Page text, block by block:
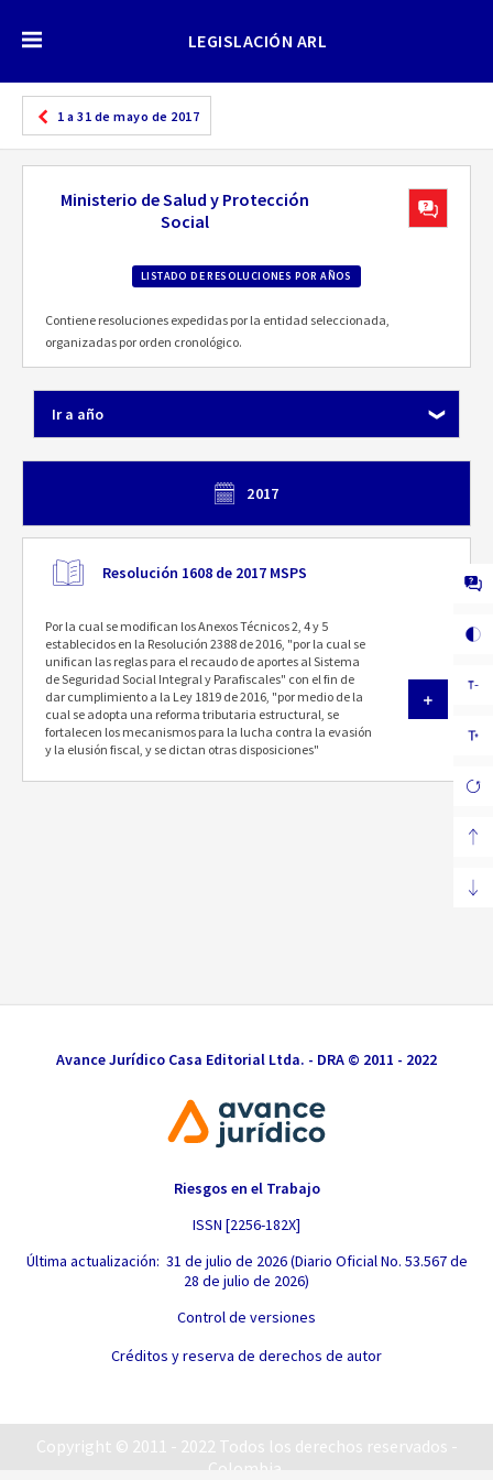
LEGISLACIÓN ARL
1 a 31 de mayo de 2017
Ministerio de Salud y Protección
Social
LISTADO DE RESOLUCIONES POR AÑOS
Contiene resoluciones expedidas por la entidad seleccionada,
organizadas por orden cronológico.
Ir a año
2017
Resolución 1608 de 2017 MSPS
Por la cual se modifican los Anexos Técnicos 2, 4 y 5
establecidos en la Resolución 2388 de 2016, "por la cual se
unifican las reglas para el recaudo de aportes al Sistema
de Seguridad Social Integral y Parafiscales" con el fin de
dar cumplimiento a la Ley 1819 de 2016, "por medio de la
cual se adopta una reforma tributaria estructural, se
fortalecen los mecanismos para la lucha contra la evasión
y la elusión fiscal, y se dictan otras disposiciones"
Riesgos en el Trabajo
ISSN [2256-182X]
Última actualización: 31 de julio de 2026 (Diario Oficial No. 53.567 de
28 de julio de 2026)
Control de versiones
Créditos y reserva de derechos de autor
Avance Jurídico Casa Editorial Ltda. - DRA © 2011 - 2022
Copyright © 2011 - 2022 Todos los derechos reservados -
Colombia.